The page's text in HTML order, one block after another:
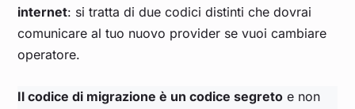
internet: si tratta di due codici distinti che dovrai
comunicare al tuo nuovo provider se vuoi cambiare
operatore.
Il codice di migrazione è un codice segreto e non